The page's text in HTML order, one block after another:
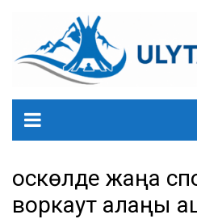
содержанию
Қоскөлде жаңа
воркаут алаңы